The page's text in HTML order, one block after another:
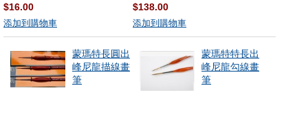
$16.00
添加到購物車
$138.00
添加到購物車
蒙瑪特長圓出
峰尼龍描線畫
筆
蒙瑪特特長出
峰尼龍勾線畫
筆